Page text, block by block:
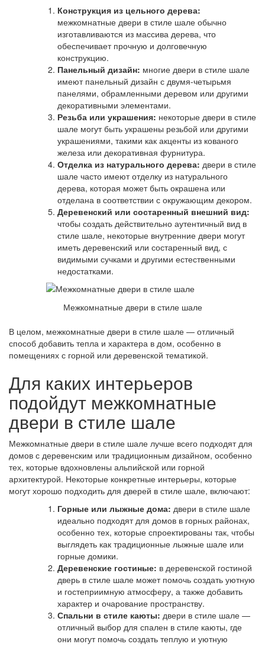
Конструкция из цельного дерева:
межкомнатные двери в стиле шале обычно
изготавливаются из массива дерева, что
обеспечивает прочную и долговечную
конструкцию.
Панельный дизайн: многие двери в стиле шале
имеют панельный дизайн с двумя-четырьмя
панелями, обрамленными деревом или другими
декоративными элементами.
Резьба или украшения: некоторые двери в стиле
шале могут быть украшены резьбой или другими
украшениями, такими как акценты из кованого
железа или декоративная фурнитура.
Отделка из натурального дерева: двери в стиле
шале часто имеют отделку из натурального
дерева, которая может быть окрашена или
отделана в соответствии с окружающим декором.
Деревенский или состаренный внешний вид:
чтобы создать действительно аутентичный вид в
стиле шале, некоторые внутренние двери могут
иметь деревенский или состаренный вид, с
видимыми сучками и другими естественными
недостатками.
Межкомнатные двери в стиле шале
В целом, межкомнатные двери в стиле шале — отличный
способ добавить тепла и характера в дом, особенно в
помещениях с горной или деревенской тематикой.
Для каких интерьеров
подойдут межкомнатные
двери в стиле шале
Межкомнатные двери в стиле шале лучше всего подходят для
домов с деревенским или традиционным дизайном, особенно
тех, которые вдохновлены альпийской или горной
архитектурой. Некоторые конкретные интерьеры, которые
могут хорошо подходить для дверей в стиле шале, включают:
Горные или лыжные дома: двери в стиле шале
идеально подходят для домов в горных районах,
особенно тех, которые спроектированы так, чтобы
выглядеть как традиционные лыжные шале или
горные домики.
Деревенские гостиные: в деревенской гостиной
дверь в стиле шале может помочь создать уютную
и гостеприимную атмосферу, а также добавить
характер и очарование пространству.
Спальни в стиле каюты: двери в стиле шале —
отличный выбор для спален в стиле каюты, где
они могут помочь создать теплую и уютную